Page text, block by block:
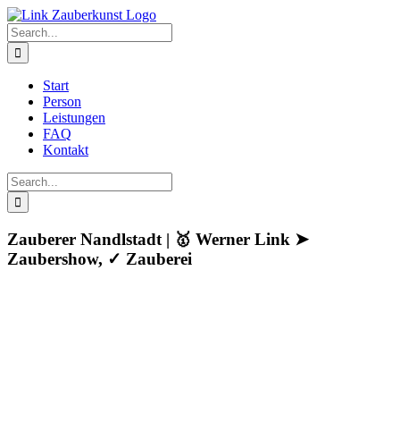
Skip
to
content
Search
for:
Start
Person
Leistungen
FAQ
Kontakt
Search
for:
Zauberer Nandlstadt | 🥇 Werner Link ➤
Zaubershow, ✓ Zauberei